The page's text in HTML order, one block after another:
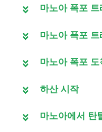
마노아 폭포
마노아 폭포
마노아 폭포 도
하산 시작
마노아에서 탄